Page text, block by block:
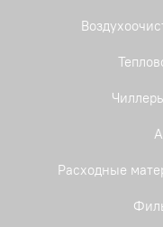
Расходные